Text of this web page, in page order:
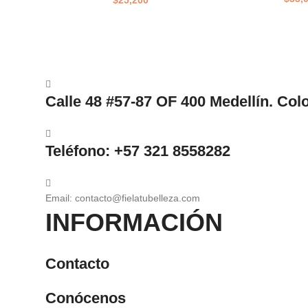
Calle 48 #57-87 OF 400 Medellín.
Teléfono: +57 321 8558282
Email: contacto@fielatubelleza.com
INFORMACIÓN
Contacto
Conócenos